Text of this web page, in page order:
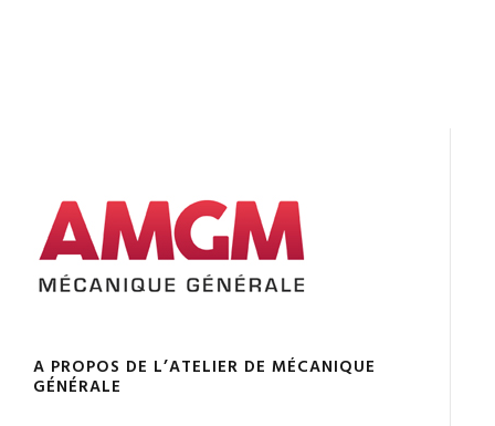
A PROPOS DE L’ATELIER DE MÉCANIQUE
GÉNÉRALE